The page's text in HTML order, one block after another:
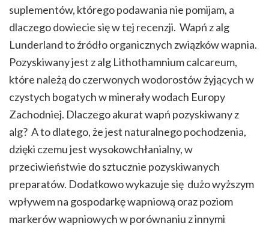
suplementów, którego podawania nie pomijam, a
dlaczego dowiecie się w tej recenzji. Wapń z alg
Lunderland to źródło organicznych związków wapnia.
Pozyskiwany jest z alg Lithothamnium calcareum,
które należą do czerwonych wodorostów żyjących w
czystych bogatych w minerały wodach Europy
Zachodniej. Dlaczego akurat wapń pozyskiwany z
alg? A to dlatego, że jest naturalnego pochodzenia,
dzięki czemu jest wysokowchłanialny, w
przeciwieństwie do sztucznie pozyskiwanych
preparatów. Dodatkowo wykazuje się dużo wyższym
wpływem na gospodarkę wapniową oraz poziom
markerów wapniowych w porównaniu z innymi